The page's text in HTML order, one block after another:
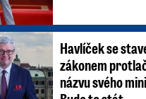
Havlíček se
zákonem
názvu svého